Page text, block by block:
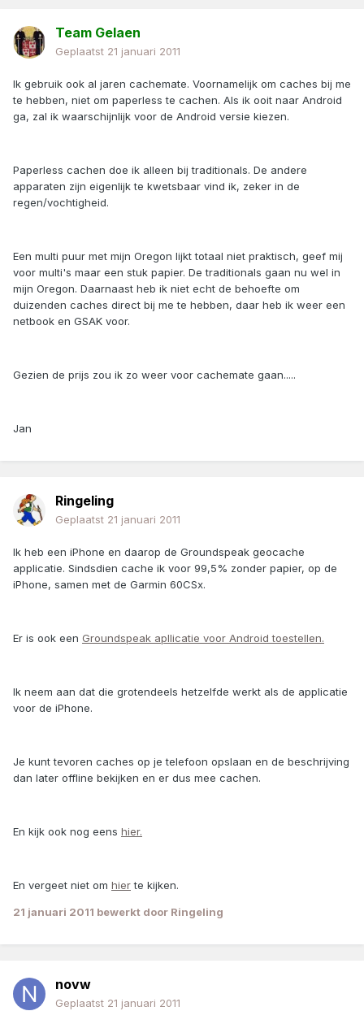
Team Gelaen
Geplaatst 21 januari 2011
Ik gebruik ook al jaren cachemate. Voornamelijk om caches bij me
te hebben, niet om paperless te cachen. Als ik ooit naar Android
ga, zal ik waarschijnlijk voor de Android versie kiezen.
Paperless cachen doe ik alleen bij traditionals. De andere
apparaten zijn eigenlijk te kwetsbaar vind ik, zeker in de
regen/vochtigheid.
Een multi puur met mijn Oregon lijkt totaal niet praktisch, geef mij
voor multi's maar een stuk papier. De traditionals gaan nu wel in
mijn Oregon. Daarnaast heb ik niet echt de behoefte om
duizenden caches direct bij me te hebben, daar heb ik weer een
netbook en GSAK voor.
Gezien de prijs zou ik zo weer voor cachemate gaan.....
Jan
Ringeling
Geplaatst 21 januari 2011
Ik heb een iPhone en daarop de Groundspeak geocache
applicatie. Sindsdien cache ik voor 99,5% zonder papier, op de
iPhone, samen met de Garmin 60CSx.
Er is ook een Groundspeak apllicatie voor Android toestellen.
Ik neem aan dat die grotendeels hetzelfde werkt als de applicatie
voor de iPhone.
Je kunt tevoren caches op je telefoon opslaan en de beschrijving
dan later offline bekijken en er dus mee cachen.
En kijk ook nog eens hier.
En vergeet niet om hierte kijken.
21 januari 2011 bewerkt door Ringeling
novw
Geplaatst 21 januari 2011